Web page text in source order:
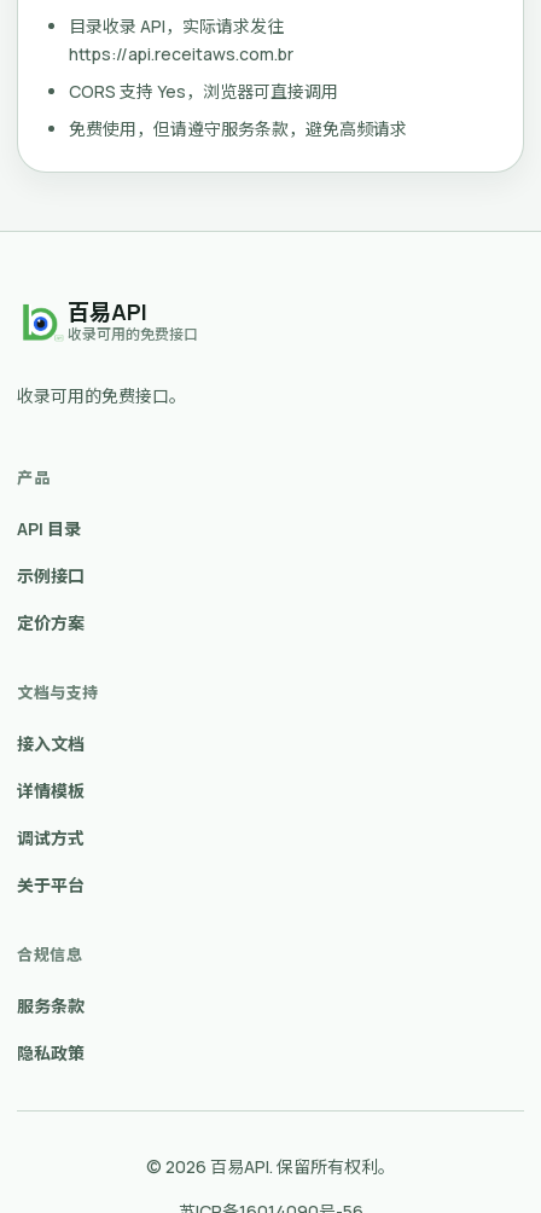
目录收录 API，实际请求发往
https://api.receitaws.com.br
CORS 支持 Yes，浏览器可直接调用
免费使用，但请遵守服务条款，避免高频请求
百易API
收录可用的免费接口
收录可用的免费接口。
产品
API 目录
示例接口
定价方案
文档与支持
接入文档
详情模板
调试方式
关于平台
合规信息
服务条款
隐私政策
© 2026 百易API. 保留所有权利。